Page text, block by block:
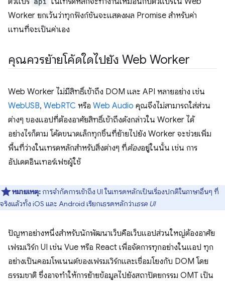
Worker ยกเว้นว่าทุกฟังก์ชันจะแสดงผล Promise สําหรับค่า
แทนที่จะเป็นค่าเอง
คุณควรย้ายโค้ดใดไปยัง Web Worker
Web Worker ไม่มีสิทธิ์เข้าถึง DOM และ API หลายอย่าง เช่น
WebUSB, WebRTC หรือ Web Audio คุณจึงไม่สามารถใส่ส่วน
ต่างๆ ของแอปที่ต้องอาศัยสิทธิ์เข้าถึงดังกล่าวใน Worker ได้
อย่างไรก็ตาม โค้ดขนาดเล็กทุกชิ้นที่ย้ายไปยัง Worker จะช่วยเพิ่ม
พื้นที่ว่างในเทรดหลักสำหรับสิ่งต่างๆ ที่ต้องอยู่ในนั้น เช่น การ
อัปเดตอินเทอร์เฟซผู้ใช้
หมายเหตุ: การจำกัดการเข้าถึง UI ในเทรดหลักเป็นเรื่องปกติในภาษาอื่นๆ ที่
จริงแล้วทั้ง iOS และ Android เรียกเธรดหลักว่าเธรด UI
ปัญหาอย่างหนึ่งสำหรับนักพัฒนาเว็บคือเว็บแอปส่วนใหญ่ต้องอาศัย
เฟรมเวิร์ก UI เช่น Vue หรือ React เพื่อจัดการทุกอย่างในแอป ทุก
อย่างเป็นคอมโพเนนต์ของเฟรมเวิร์กและเชื่อมโยงกับ DOM โดย
ธรรมชาติ ซึ่งอาจทำให้การย้ายข้อมูลไปยังสถาปัตยกรรม OMT เป็น